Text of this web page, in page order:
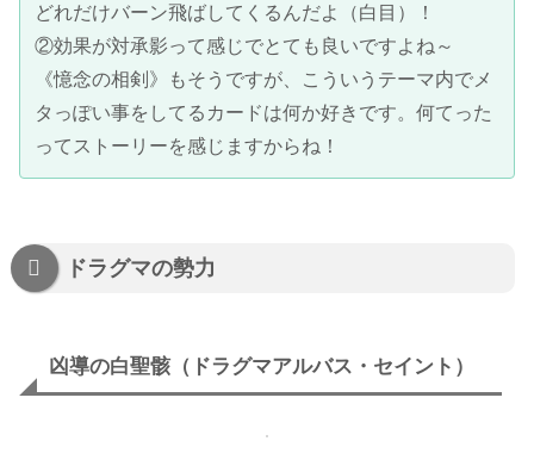
どれだけバーン飛ばしてくるんだよ（白目）！
②効果が対承影って感じでとても良いですよね～
《憶念の相剣》もそうですが、こういうテーマ内でメ
タっぽい事をしてるカードは何か好きです。何てった
ってストーリーを感じますからね！
ドラグマの勢力
凶導の白聖骸（ドラグマアルバス・セイント）